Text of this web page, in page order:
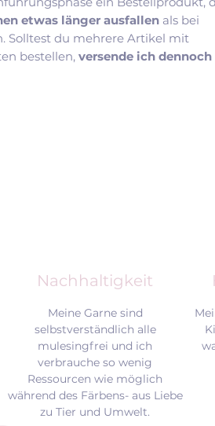
etwas länger ausfallen als bei
Solltest du mehrere Artikel mit
bestellen, versende ich dennoch
Nachhaltigkeit
Meine Garne sind
selbstverständlich alle
mulesingfrei und ich
verbrauche so wenig
Ressourcen wie möglich
während des Färbens- aus Liebe
zu Tier und Umwelt.